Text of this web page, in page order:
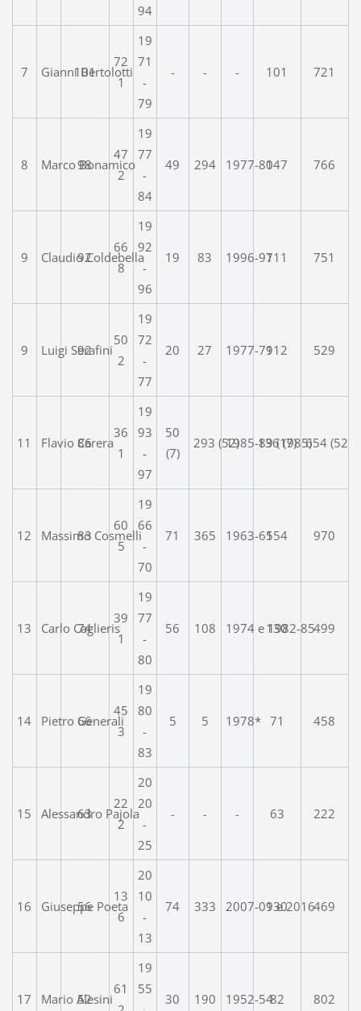
94
7 Gianni Bertolotti
101
72
1
19
71
-
79
- - - 101 721
8 Marco Bonamico
98
47
2
19
77
-
84
49 294 1977-80147 766
9 Claudio Coldebella
92
66
8
19
92
-
96
19 83 1996-97111 751
9 Luigi Serafini
92
50
2
19
72
-
77
20 27 1977-79112 529
11 Flavio Carera
86
36
1
19
93
-
97
50
(7)
293 (52)1985-89 (1985)
136 (7) 654 (52)
12 Massimo Cosmelli
83
60
5
19
66
-
70
71 365 1963-65154 970
13 Carlo Caglieris
74
39
1
19
77
-
80
56 108 1974 e 1982-85
130 499
14 Pietro Generali
66
45
3
19
80
-
83
5 5 1978* 71 458
15 Alessandro Pajola
63
22
2
20
20
-
25
- - - 63 222
16 Giuseppe Poeta
56
13
6
20
10
-
13
74 333 2007-09 e 2016
130 469
17 Mario Alesini
52
61
19
55
30 190 1952-5482 802